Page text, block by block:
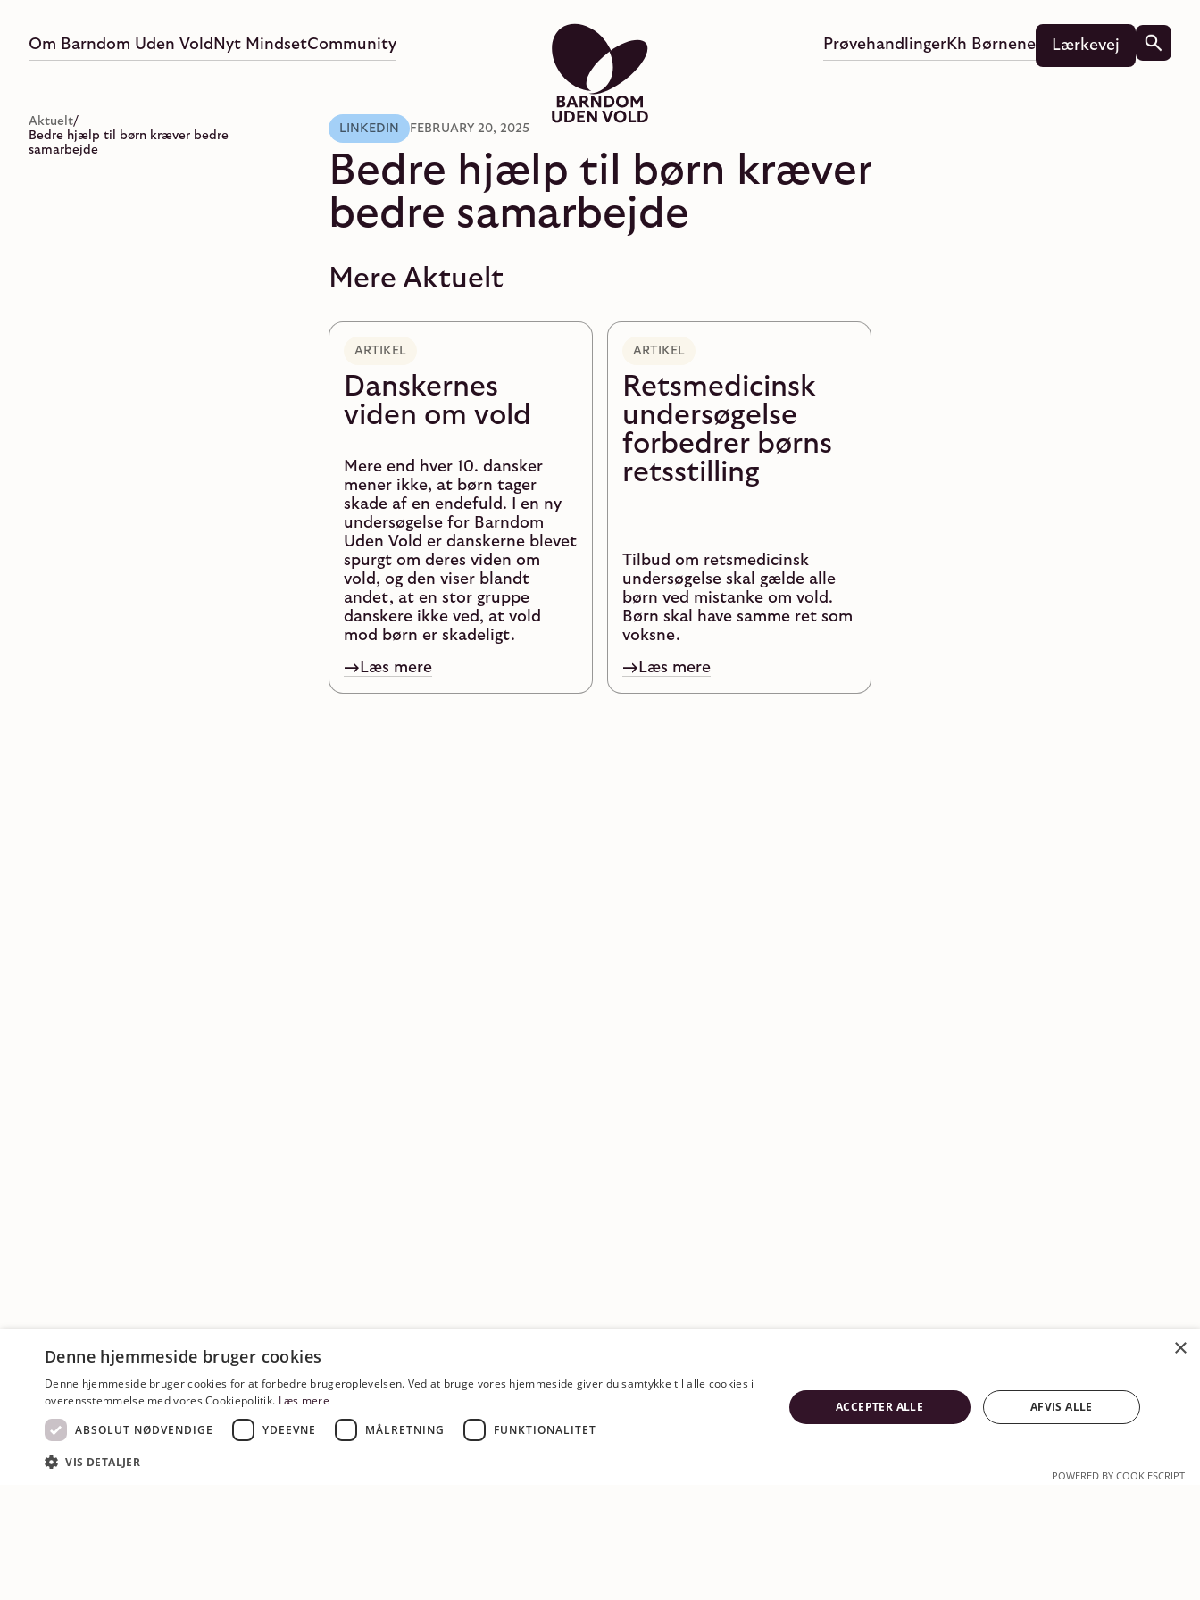
Om Barndom Uden Vold Nyt MindsetCommunity PrøvehandlingerKh Børnene Lærkevej
Aktuelt/
Bedre hjælp til børn kræver bedre
samarbejde
LINKEDIN FEBRUARY 20, 2025
Bedre hjælp til børn kræver
bedre samarbejde
Mere Aktuelt
ARTIKEL
Danskernes
viden om vold
Mere end hver 10. dansker
mener ikke, at børn tager
skade af en endefuld. I en ny
undersøgelse for Barndom
Uden Vold er danskerne blevet
spurgt om deres viden om
vold, og den viser blandt
andet, at en stor gruppe
danskere ikke ved, at vold
mod børn er skadeligt.
Læs mere
ARTIKEL
Retsmedicinsk
undersøgelse
forbedrer børns
retsstilling
Tilbud om retsmedicinsk
undersøgelse skal gælde alle
børn ved mistanke om vold.
Børn skal have samme ret som
voksne.
Læs mere
×
Denne hjemmeside bruger cookies
Denne hjemmeside bruger cookies for at forbedre brugeroplevelsen. Ved at bruge vores hjemmeside giver du samtykke til alle cookies i
overensstemmelse med vores Cookiepolitik. Læs mere
ABSOLUT NØDVENDIGE
YDEEVNE MÅLRETNING FUNKTIONALITET
VIS DETALJER
ACCEPTER ALLE AFVIS ALLE
POWERED BY COOKIESCRIPT